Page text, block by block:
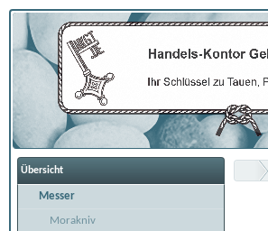
Übersicht
Messer
Morakniv